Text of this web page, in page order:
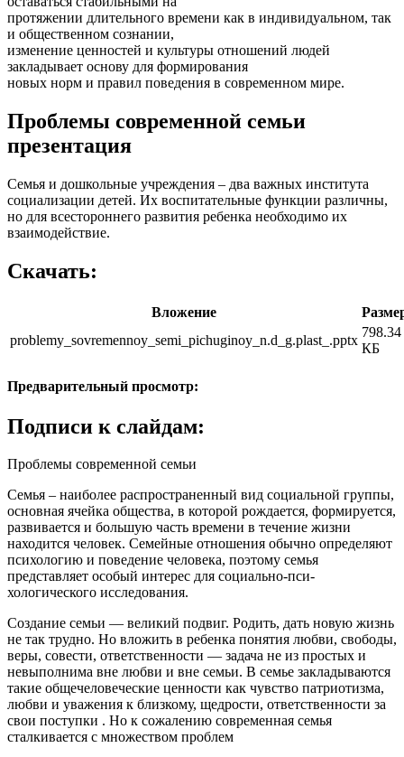
протяжении длительного времени как в индивидуальном, так
и общественном сознании,
изменение ценностей и культуры отношений людей
закладывает основу для формирования
новых норм и правил поведения в современном мире.
Проблемы современной семьи
презентация
Семья и дошкольные учреждения – два важных института
социализации детей. Их воспитательные функции различны,
но для всестороннего развития ребенка необходимо их
взаимодействие.
Скачать:
Вложение
problemy_sovremennoy_semi_pichuginoy_n.d_g.plast_.pptx
798.34
КБ
Предварительный просмотр:
Подписи к слайдам:
Проблемы современной семьи
Семья – наиболее распространенный вид социальной группы,
основная ячейка общества, в которой рождается, формируется,
развивается и большую часть времени в течение жизни
находится человек. Семейные отношения обычно определяют
психологию и поведение человека, поэтому семья
представляет особый интерес для социально-пси­
хологического исследования.
Создание семьи — великий подвиг. Родить, дать новую жизнь
не так трудно. Но вложить в ребенка понятия любви, свободы,
веры, совести, ответственности — задача не из простых и
невыполнима вне любви и вне семьи. В семье закладываются
такие общечеловеческие ценности как чувство патриотизма,
любви и уважения к близкому, щедрости, ответственности за
свои поступки . Но к сожалению современная семья
сталкивается с множеством проблем